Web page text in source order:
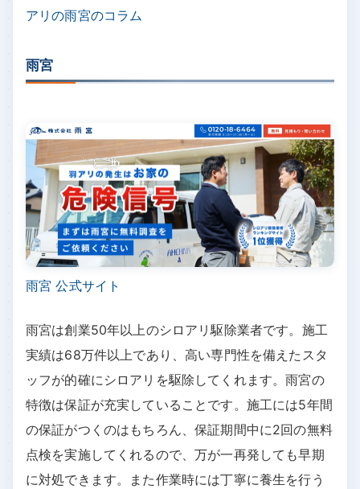
アリの雨宮のコラム
雨宮
雨宮 公式サイト
雨宮は創業50年以上のシロアリ駆除業者です。施工
実績は68万件以上であり、高い専門性を備えたスタ
ッフが的確にシロアリを駆除してくれます。雨宮の
特徴は保証が充実していることです。施工には5年間
の保証がつくのはもちろん、保証期間中に2回の無料
点検を実施してくれるので、万が一再発しても早期
に対処できます。また作業時には丁寧に養生を行う